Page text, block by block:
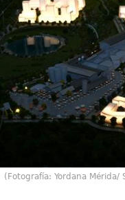
(Fotografía: Yordana Mérida/